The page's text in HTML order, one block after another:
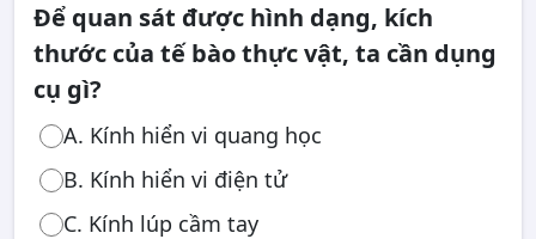
Để quan sát được hình dạng, kích
thước của tế bào thực vật, ta cần dụng
cụ gì?
A. Kính hiển vi quang học
B. Kính hiển vi điện tử
C. Kính lúp cầm tay